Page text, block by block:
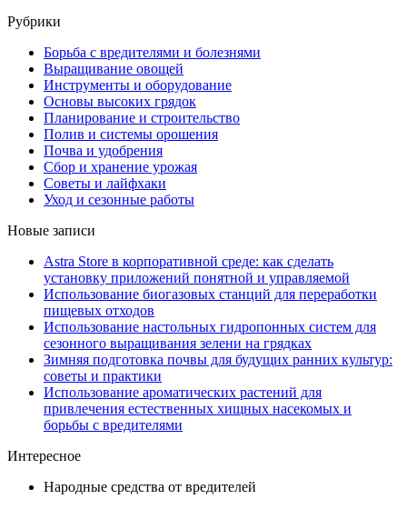
Рубрики
Борьба с вредителями и болезнями
Выращивание овощей
Инструменты и оборудование
Основы высоких грядок
Планирование и строительство
Полив и системы орошения
Почва и удобрения
Сбор и хранение урожая
Советы и лайфхаки
Уход и сезонные работы
Новые записи
Astra Store в корпоративной среде: как сделать
установку приложений понятной и управляемой
Использование биогазовых станций для переработки
пищевых отходов
Использование настольных гидропонных систем для
сезонного выращивания зелени на грядках
Зимняя подготовка почвы для будущих ранних культур:
советы и практики
Использование ароматических растений для
привлечения естественных хищных насекомых и
борьбы с вредителями
Интересное
Народные средства от вредителей